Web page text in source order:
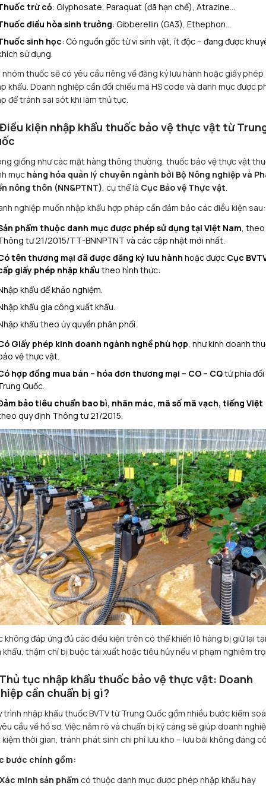
trừ cỏ: Glyphosate, Paraquat (đã hạn chế), Atrazine…
điều hòa sinh trưởng: Gibberellin (GA3), Ethephon…
sinh học: Có nguồn gốc từ vi sinh vật, ít độc – đang được
sử dụng.
nhóm thuốc sẽ có yêu cầu riêng về đăng ký lưu hành hoặc giấy phép
khẩu. Doanh nghiệp cần đối chiếu mã HS code và danh mục được
để tránh sai sót khi làm thủ tục.
kiện nhập khẩu thuốc bảo vệ thực vật từ
giống như các mặt hàng thông thường, thuốc bảo vệ thực vật
mục hàng hóa quản lý chuyên ngành bởi Bộ Nông nghiệp và
nông thôn (NN&PTNT) , cụ thể là Cục Bảo vệ Thực vật
nghiệp muốn nhập khẩu hợp pháp cần đảm bảo các điều kiện sau:
phẩm thuộc danh mục được phép sử dụng tại Việt Nam , theo
tư 21/2015/TT-BNNPTNT và các cập nhật mới nhất.
tên thương mại đã được đăng ký lưu hành hoặc được Cục
giấy phép nhập khẩu theo hình thức:
khẩu để khảo nghiệm.
khẩu gia công xuất khẩu.
khẩu theo ủy quyền phân phối.
Giấy phép kinh doanh ngành nghề phù hợp , như kinh doanh
vệ thực vật.
hợp đồng mua bán – hóa đơn thương mại – CO – CQtừ phía
Quốc.
bảo tiêu chuẩn bao bì, nhãn mác, mã số mã vạch, tiếng Việt
quy định Thông tư 21/2015.
không đáp ứng đủ các điều kiện trên có thể khiến lô hàng bị giữ lại tại
khẩu, thậm chí bị buộc tái xuất hoặc tiêu hủy nếu vi phạm nghiêm
tục nhập khẩu thuốc bảo vệ thực vật: Doanh
cần chuẩn bị gì?
trình nhập khẩu thuốc BVTV từ Trung Quốc gồm nhiều bước kiểm
cầu về hồ sơ. Việc nắm rõ và chuẩn bị kỹ càng sẽ giúp doanh
thời gian, tránh phát sinh chi phí lưu kho – lưu bãi không đáng
bước chính gồm:
minh sản phẩm có thuộc danh mục được phép nhập khẩu hay